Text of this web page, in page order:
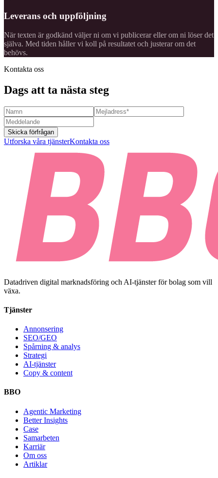
Leverans och uppföljning
När texten är godkänd väljer ni om vi publicerar eller om ni löser det
själva. Med tiden håller vi koll på resultatet och justerar om det
behövs.
Kontakta oss
Dags att ta nästa steg
Skicka förfrågan
Utforska våra tjänsterKontakta oss
Datadriven digital marknadsföring och AI-tjänster för bolag som vill
växa.
Tjänster
Annonsering
SEO/GEO
Spårning & analys
Strategi
AI-tjänster
Copy & content
BBO
Agentic Marketing
Better Insights
Case
Samarbeten
Karriär
Om oss
Artiklar